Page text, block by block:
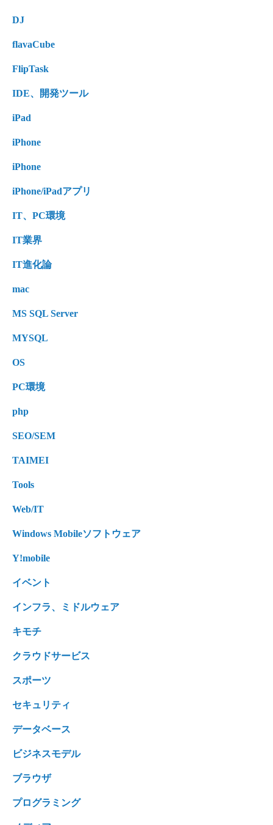
DJ
flavaCube
FlipTask
IDE、開発ツール
iPad
iPhone
iPhone
iPhone/iPadアプリ
IT、PC環境
IT業界
IT進化論
mac
MS SQL Server
MYSQL
OS
PC環境
php
SEO/SEM
TAIMEI
Tools
Web/IT
Windows Mobileソフトウェア
Y!mobile
イベント
インフラ、ミドルウェア
キモチ
クラウドサービス
スポーツ
セキュリティ
データベース
ビジネスモデル
ブラウザ
プログラミング